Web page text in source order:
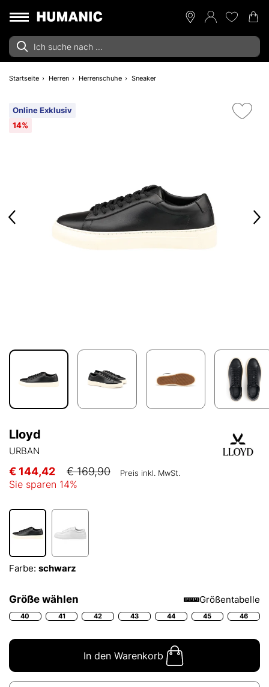
Startseite Herren Herrenschuhe Sneaker
Online Exklusiv
14%
Lloyd
URBAN
€ 144,42 € 169,90 Preis inkl. MwSt.
Sie sparen 14%
Farbe: schwarz
Größe wählen Größentabelle
40 41 42 43 44 45 46
In den Warenkorb